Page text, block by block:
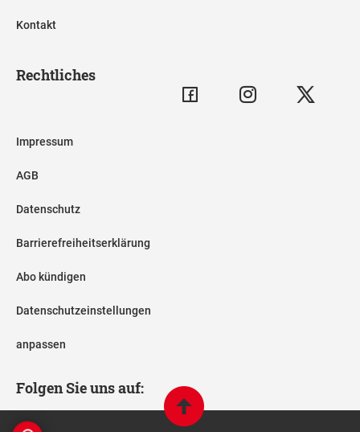
Kontakt
Rechtliches
Impressum
AGB
Datenschutz
Barrierefreiheitserklärung
Abo kündigen
Datenschutzeinstellungen
anpassen
Folgen Sie uns auf: